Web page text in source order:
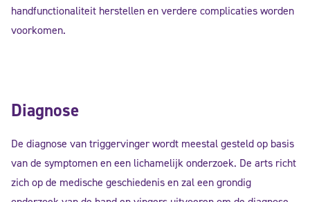
handfunctionaliteit herstellen en verdere complicaties worden
voorkomen.
Diagnose
De diagnose van triggervinger wordt meestal gesteld op basis
van de symptomen en een lichamelijk onderzoek. De arts richt
zich op de medische geschiedenis en zal een grondig